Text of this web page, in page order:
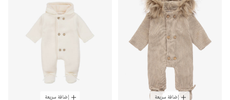
إضافة سريعة إضافة سريعة